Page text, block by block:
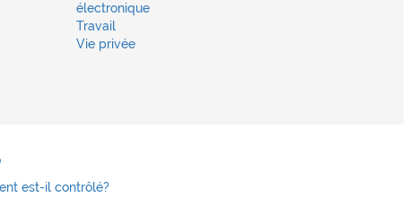
électronique
Travail
Vie privée
est-il contrôlé?